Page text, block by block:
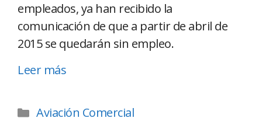
empleados, ya han recibido la
comunicación de que a partir de abril de
2015 se quedarán sin empleo.
Leer más
Aviación Comercial